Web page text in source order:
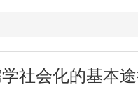
社会化的基本